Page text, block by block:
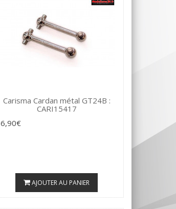
Carisma Cardan métal GT24B :
CARI15417
6,90€
AJOUTER AU PANIER